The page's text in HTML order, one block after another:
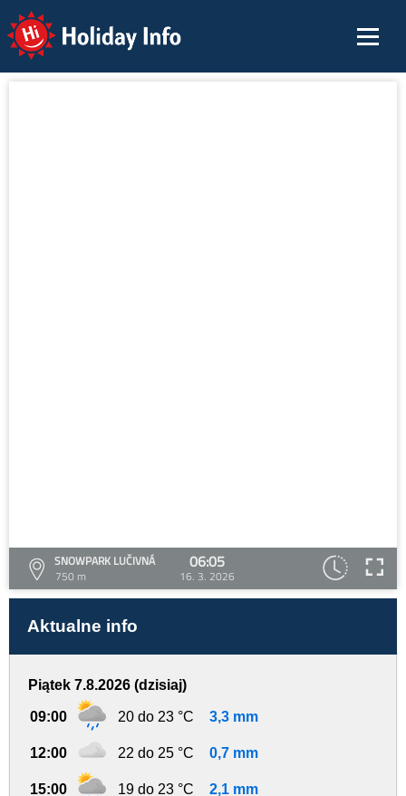
Holiday Info
SNOWPARK LUČIVNÁ
750 m
06:05
16. 3. 2026
Aktualne info
Piątek 7.8.2026 (dzisiaj)
09:00 20 do 23 °C 3,3 mm
12:00 22 do 25 °C 0,7 mm
15:00 19 do 23 °C 2,1 mm